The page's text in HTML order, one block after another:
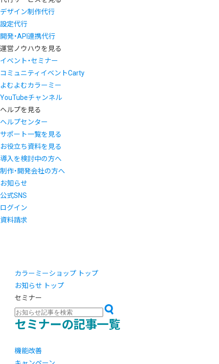
デザイン制作代行
設定代行
開発・API連携代行
運営ノウハウを見る
イベント・セミナー
コミュニティイベントCarty
よむよむカラーミー
YouTubeチャンネル
ヘルプを見る
ヘルプセンター
サポート一覧を見る
お役立ち資料を見る
導入を検討中の方へ
制作・開発会社の方へ
お知らせ
公式SNS
ログイン
資料請求
カラーミーショップ トップ
お知らせ トップ
セミナー
セミナーの記事一覧
機能改善